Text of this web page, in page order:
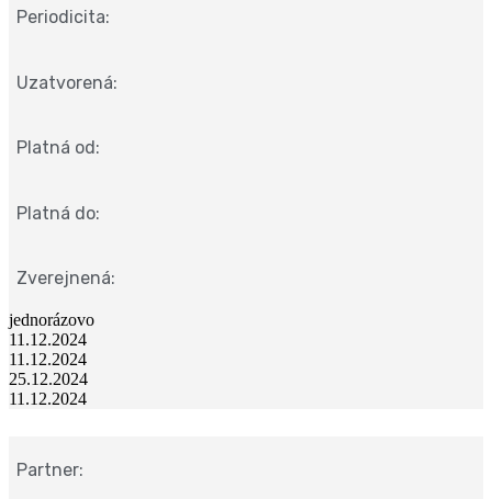
Periodicita:
Uzatvorená:
Platná od:
Platná do:
Zverejnená:
jednorázovo
11.12.2024
11.12.2024
25.12.2024
11.12.2024
Partner: